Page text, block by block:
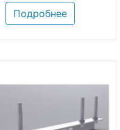
Подробнее